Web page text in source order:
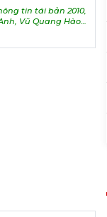
tin tái bản 2010,
Vũ Quang Hào…